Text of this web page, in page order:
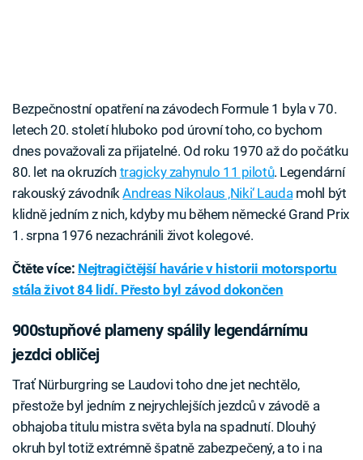
Bezpečnostní opatření na závodech Formule 1 byla v 70.
letech 20. století hluboko pod úrovní toho, co bychom
dnes považovali za přijatelné. Od roku 1970 až do počátku
80. let na okruzích tragicky zahynulo 11 pilotů. Legendární
rakouský závodníkAndreas Nikolaus ‚Niki‘ Lauda mohl být
klidně jedním z nich, kdyby mu během německé Grand Prix
1. srpna 1976 nezachránili život kolegové.
Čtěte více: Nejtragičtější havárie v historii motorsportu
stála život 84 lidí. Přesto byl závod dokončen
900stupňové plameny spálily legendárnímu
jezdci obličej
Trať Nürburgring se Laudovi toho dne jet nechtělo,
přestože byl jedním z nejrychlejších jezdců v závodě a
obhajoba titulu mistra světa byla na spadnutí. Dlouhý
okruh byl totiž extrémně špatně zabezpečený, a to i na